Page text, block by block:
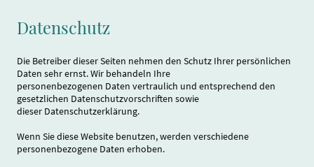
Datenschutz
Die Betreiber dieser Seiten nehmen den Schutz Ihrer persönlichen
Daten sehr ernst. Wir behandeln Ihre
personenbezogenen Daten vertraulich und entsprechend den
gesetzlichen Datenschutzvorschriften sowie
dieser Datenschutzerklärung.
Wenn Sie diese Website benutzen, werden verschiedene
personenbezogene Daten erhoben.